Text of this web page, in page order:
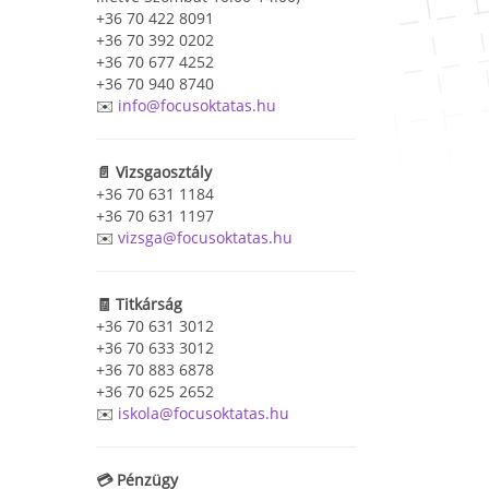
+36 70 422 8091
+36 70 392 0202
+36 70 677 4252
+36 70 940 8740
✉️ info@focusoktatas.hu
📄 Vizsgaosztály
+36 70 631 1184
+36 70 631 1197
✉️vizsga@focusoktatas.hu
🧾 Titkárság
+36 70 631 3012
+36 70 633 3012
+36 70 883 6878
+36 70 625 2652
✉️ iskola@focusoktatas.hu
💳 Pénzügy